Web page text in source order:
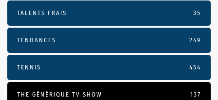
TALENTS FRAIS 35
TENDANCES 249
TENNIS 454
THE GÉNÉRIQUE TV SHOW 137